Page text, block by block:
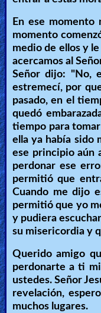
En ese momento
momento
medio de ellos y
acercamos al
Señor dijo: "No,
estremecí, por
pasado, en el
quedó
tiempo para
ella ya había sido
ese principio aún
perdonar ese
permitió que
Cuando me dijo
permitió que yo
y pudiera
su misericordia y
Querido amigo
perdonarte a ti
ustedes. Señor
revelación,
muchos lugares.